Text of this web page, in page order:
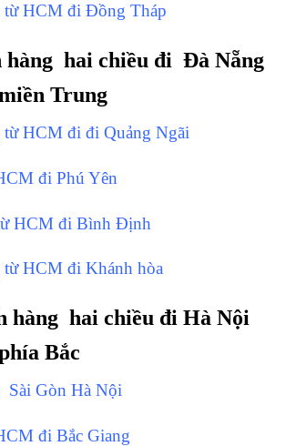
từ HCM đi Đồng Tháp
hàng hai chiều đi Đà Nẵng
Trung
từ HCM đi đi Quảng Ngãi
đi Phú Yên
HCM đi Bình Định
từ HCM đi Khánh hòa
hàng hai chiều đi Hà Nội
Bắc
Sài Gòn Hà Nội
đi Bắc Giang